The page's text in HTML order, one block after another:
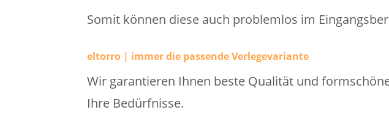
Somit können diese auch problemlos im
eltorro | immer die passende Verlegevariante
Wir garantieren Ihnen beste Qualität und
Ihre Bedürfnisse.